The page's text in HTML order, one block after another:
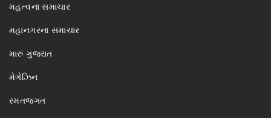
મહત્વના સમાચાર
મહાનગરના સમાચાર
મારું ગુજરાત
મેગેઝિન
રમતજગત